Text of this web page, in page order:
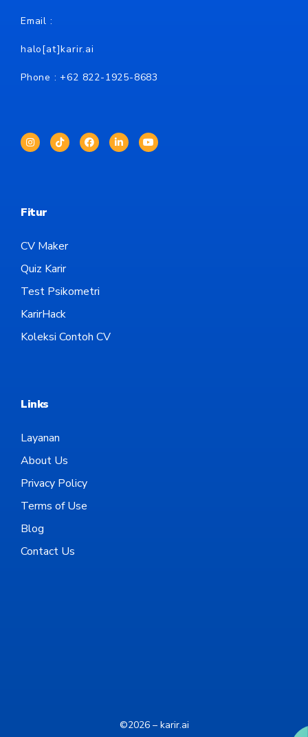
Email :
halo[at]karir.ai
Phone : +62 822-1925-8683
Fitur
CV Maker
Quiz Karir
Test Psikometri
KarirHack
Koleksi Contoh CV
Links
Layanan
About Us
Privacy Policy
Terms of Use
Blog
Contact Us
©2026 – karir.ai